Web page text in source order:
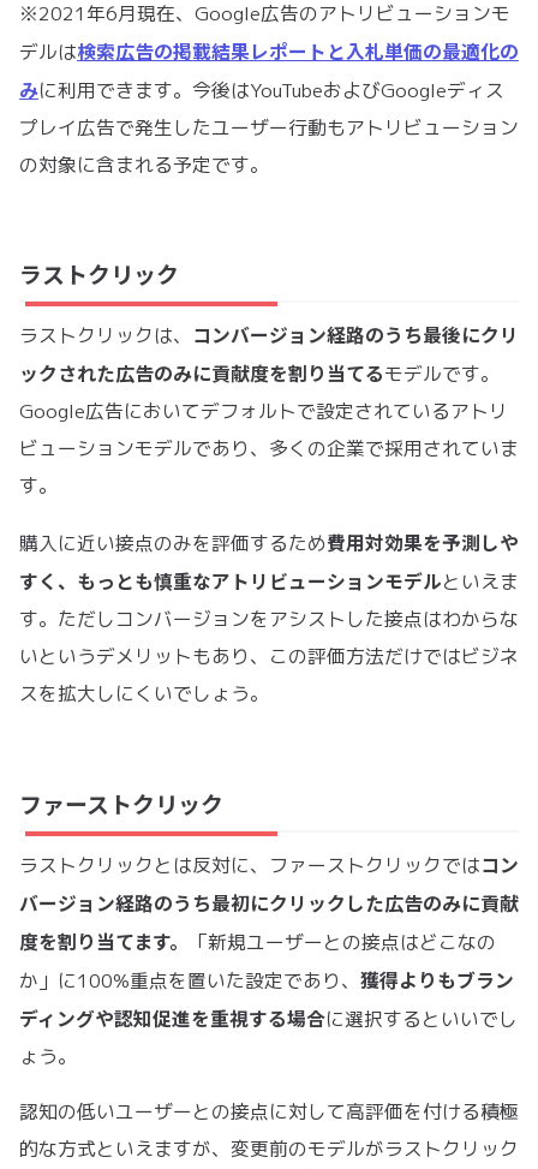
※2021年6月現在、Google広告のアトリビューションモ
デルは検索広告の掲載結果レポートと入札単価の最適化の
みに利用できます。今後はYouTubeおよびGoogleディス
プレイ広告で発生したユーザー行動もアトリビューション
の対象に含まれる予定です。
ラストクリック
ラストクリックは、 コンバージョン経路のうち最後にクリ
ックされた広告のみに貢献度を割り当てるモデルです。
Google広告においてデフォルトで設定されているアトリ
ビューションモデルであり、多くの企業で採用されていま
す。
購入に近い接点のみを評価するため費用対効果を予測しや
すく、もっとも慎重なアトリビューションモデルといえま
す。ただしコンバージョンをアシストした接点はわからな
いというデメリットもあり、この評価方法だけではビジネ
スを拡大しにくいでしょう。
ファーストクリック
ラストクリックとは反対に、ファーストクリックではコン
バージョン経路のうち最初にクリックした広告のみに貢献
度を割り当てます。
「新規ユーザーとの接点はどこなの
か」に100%重点を置いた設定であり、 獲得よりもブラン
ディングや認知促進を重視する場合に選択するといいでし
ょう。
認知の低いユーザーとの接点に対して高評価を付ける積極
的な方式といえますが、変更前のモデルがラストクリック